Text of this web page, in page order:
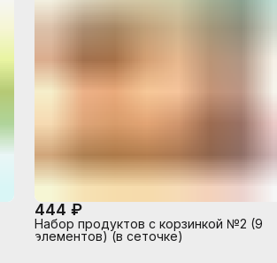
444 ₽
Набор продуктов с корзинкой №2 (9
элементов) (в сеточке)